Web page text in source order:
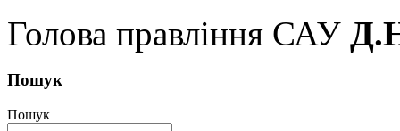
Голова правління САУ
Пошук
Пошук